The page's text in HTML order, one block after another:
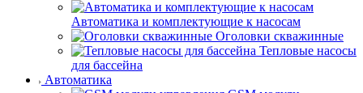
Автоматика и комплектующие к насосам
Оголовки скважинные
Тепловые насосы
для бассейна
Автоматика